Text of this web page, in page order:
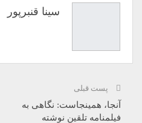
سینا قنبرپور
پست قبلی
آنجا، همینجاست: نگاهی به
فیلمنامه تلقین نوشته